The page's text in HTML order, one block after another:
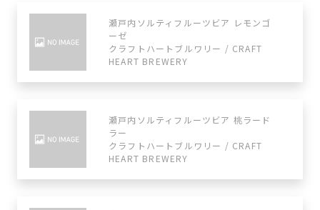
瀬戸内ソルティフルーツビア レモンゴ
ーゼ
クラフトハートブルワリー / CRAFT
HEART BREWERY
瀬戸内ソルティフルーツビア 桃ラード
ラー
クラフトハートブルワリー / CRAFT
HEART BREWERY